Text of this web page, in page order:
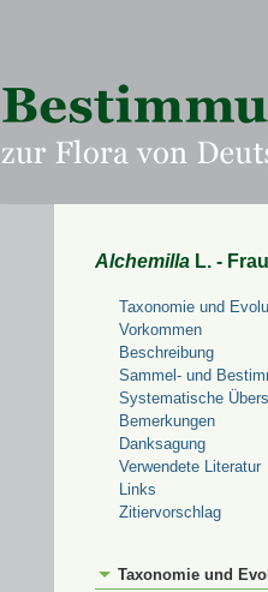
Alchemilla L. -
Taxonomie und
Vorkommen
Beschreibung
Sammel- und
Systematische
Bemerkungen
Danksagung
Verwendete Literatur
Links
Zitiervorschlag
Taxonomie und